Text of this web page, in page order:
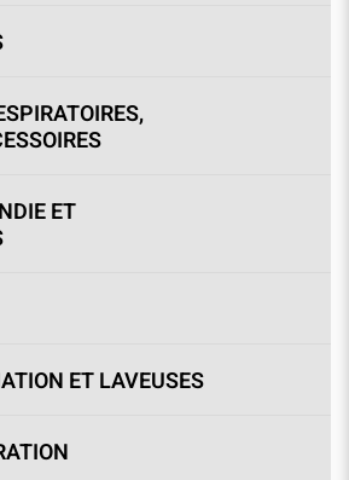
ET
ET LAVEUSES